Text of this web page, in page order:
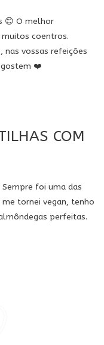
😊 O melhor
coentros.
nas vossas refeições
gostem ❤️
COM
foi uma das
tornei vegan, tenho
perfeitas.